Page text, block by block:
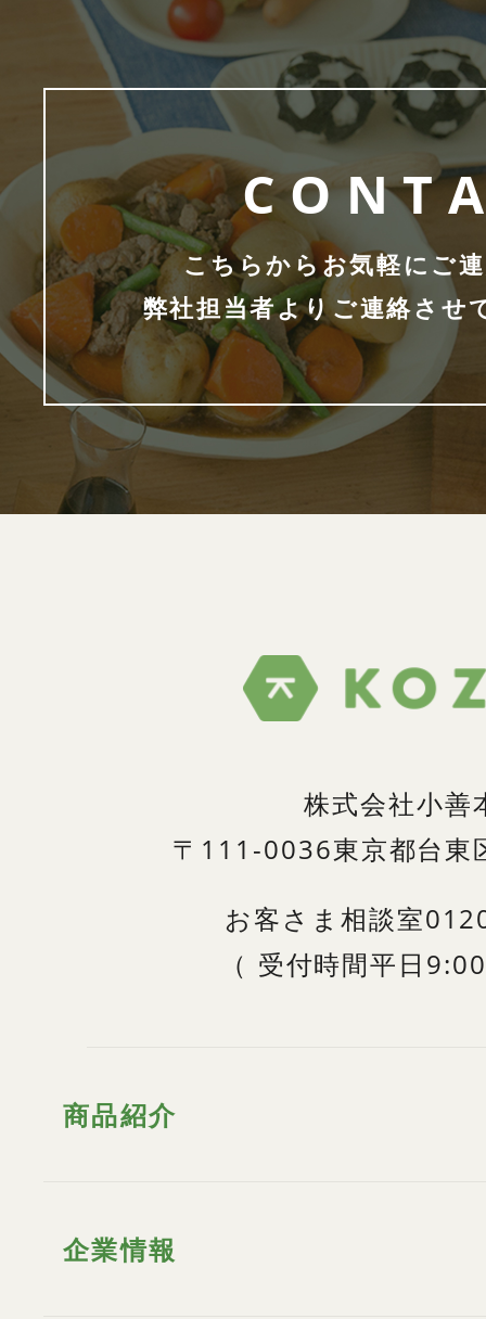
こちらからお気軽にご
弊社担当者よりご連絡させ
株式会社小善
〒111-0036東京都台
お客さま相談室
（ 受付時間平日
商品紹介
企業情報